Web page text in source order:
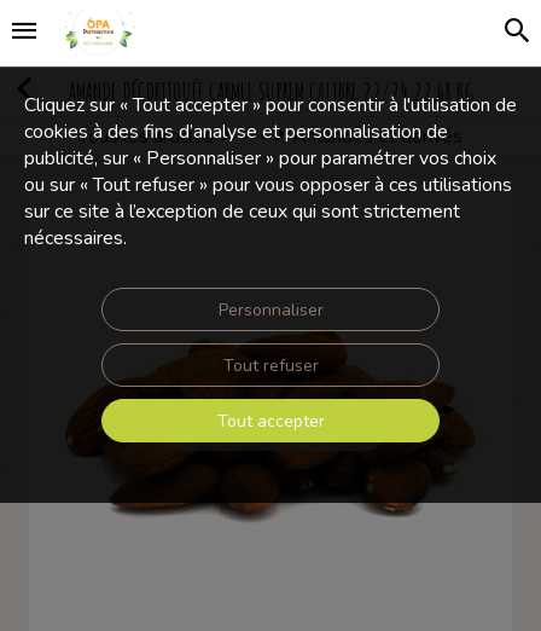
AMANDE DÉCORTIQUÉE CARMEL SUPREM CALIBRE 22/24 22,68 KG
Tous les articles
Fruits à coques
Amandes et dérivés
Touchez pour zoomer
Cliquez sur « Tout accepter » pour consentir à l'utilisation de
cookies à des fins d’analyse et personnalisation de
publicité, sur « Personnaliser » pour paramétrer vos choix
ou sur « Tout refuser » pour vous opposer à ces utilisations
sur ce site à l’exception de ceux qui sont strictement
nécessaires.
Personnaliser
Tout refuser
Tout accepter